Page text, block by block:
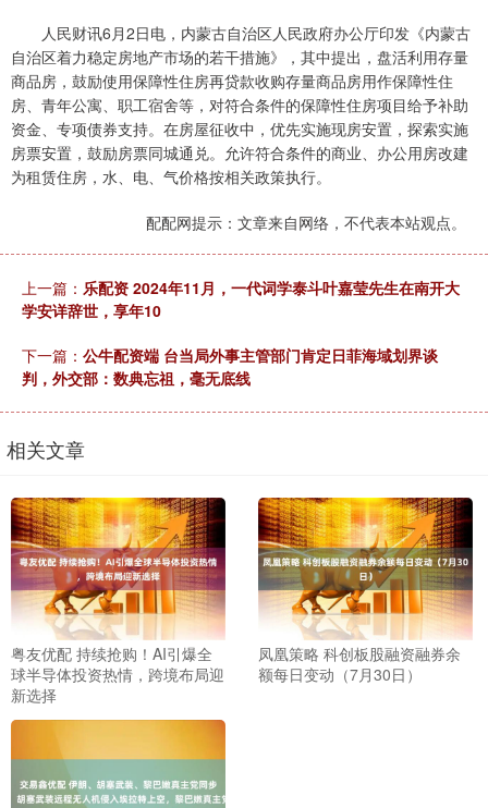
人民财讯6月2日电，内蒙古自治区人民政府办公厅印发《内蒙古
自治区着力稳定房地产市场的若干措施》，其中提出，盘活利用存量
商品房，鼓励使用保障性住房再贷款收购存量商品房用作保障性住
房、青年公寓、职工宿舍等，对符合条件的保障性住房项目给予补助
资金、专项债券支持。在房屋征收中，优先实施现房安置，探索实施
房票安置，鼓励房票同城通兑。允许符合条件的商业、办公用房改建
为租赁住房，水、电、气价格按相关政策执行。
配配网提示：文章来自网络，不代表本站观点。
上一篇： 乐配资 2024年11月，一代词学泰斗叶嘉莹先生在南开大
学安详辞世，享年10
下一篇： 公牛配资端 台当局外事主管部门肯定日菲海域划界谈
判，外交部：数典忘祖，毫无底线
相关文章
粤友优配 持续抢购！AI引爆全
球半导体投资热情，跨境布局迎
新选择
凤凰策略 科创板股融资融券余
额每日变动（7月30日）